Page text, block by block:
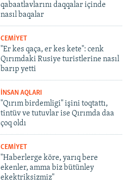
qabaatlavlarını daqqalar içinde
nasıl baqalar
CEMİYET
"Er kes qaça, er kes kete": cenk
Qırımdaki Rusiye turistlerine nasıl
barıp yetti
İNSAN AQLARI
"Qırım birdemligi" işini toqtattı,
tintüv ve tutuvlar ise Qırımda daa
çoq oldı
CEMİYET
"Haberlerge köre, yarıq bere
ekenler, amma biz bütünley
ekektriksizmiz"